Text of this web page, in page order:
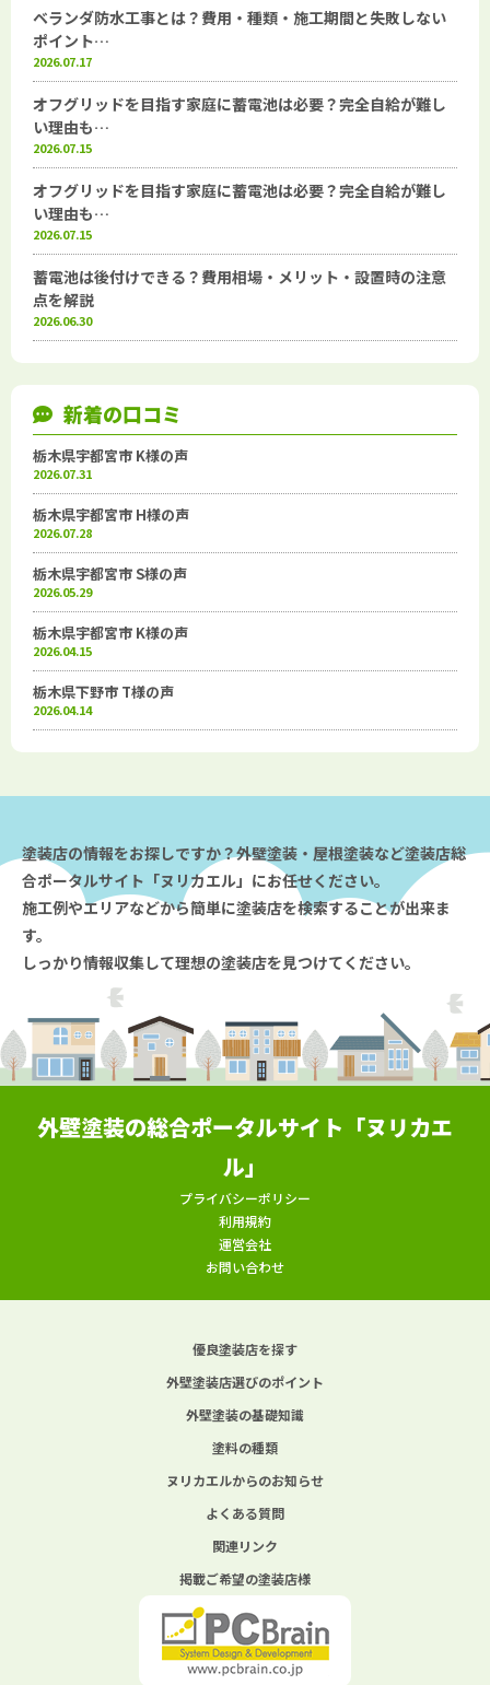
ベランダ防水工事とは？費用・種類・施工期間と失敗しない
ポイント…
2026.07.17
オフグリッドを目指す家庭に蓄電池は必要？完全自給が難し
い理由も…
2026.07.15
オフグリッドを目指す家庭に蓄電池は必要？完全自給が難し
い理由も…
2026.07.15
蓄電池は後付けできる？費用相場・メリット・設置時の注意
点を解説
2026.06.30
新着の口コミ
栃木県宇都宮市 K様の声
2026.07.31
栃木県宇都宮市 H様の声
2026.07.28
栃木県宇都宮市 S様の声
2026.05.29
栃木県宇都宮市 K様の声
2026.04.15
栃木県下野市 T様の声
2026.04.14
塗装店の情報をお探しですか？外壁塗装・屋根塗装など塗装店総
合ポータルサイト「ヌリカエル」にお任せください。
施工例やエリアなどから簡単に塗装店を検索することが出来ま
す。
しっかり情報収集して理想の塗装店を見つけてください。
外壁塗装の総合ポータルサイト「ヌリカエ
ル」
プライバシーポリシー
利用規約
運営会社
お問い合わせ
優良塗装店を探す
外壁塗装店選びのポイント
外壁塗装の基礎知識
塗料の種類
ヌリカエルからのお知らせ
よくある質問
関連リンク
掲載ご希望の塗装店様